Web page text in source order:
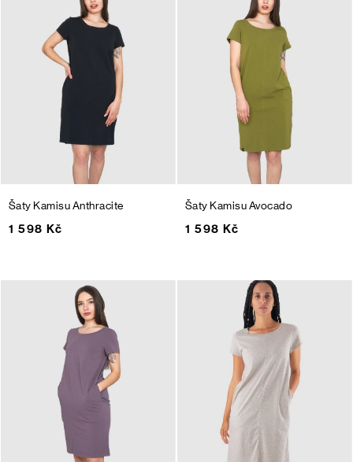
Šaty KamisuAnthracite
1 598 Kč
Šaty KamisuAvocado
1 598 Kč